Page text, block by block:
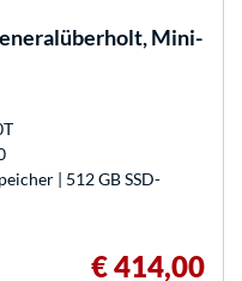
Mini-
| 512 GB SSD-
€ 414,00